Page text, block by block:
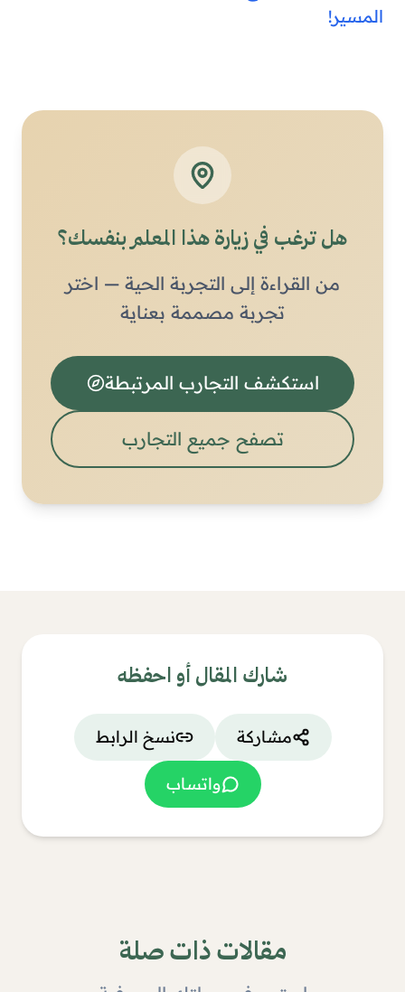
المسير!
هل ترغب في زيارة هذا المعلم بنفسك؟
من القراءة إلى التجربة الحية — اختر
تجربة مصممة بعناية
استكشف التجارب المرتبطة
تصفح جميع التجارب
شارك المقال أو احفظه
مشاركة نسخ الرابط
واتساب
مقالات ذات صلة